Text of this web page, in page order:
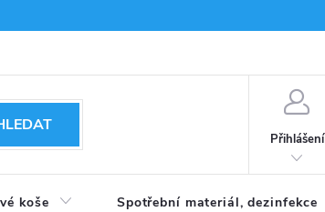
Přihlášení
koše Spotřební materiál, dezinfekce